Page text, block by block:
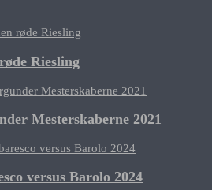
Riesling
Mesterskaberne 2021
versus Barolo 2024